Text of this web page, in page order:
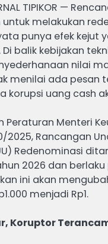
TIPIKOR —
melakukan
punya efek kejut
balik kebijakan
nilai
menilai ada pesan
korupsi uang cash
Peraturan Menteri
2025, Rancangan
Redenominasi
2026 dan
ini akan
menjadi Rp1.
Koruptor